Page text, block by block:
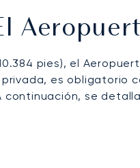
pies), el
es
se